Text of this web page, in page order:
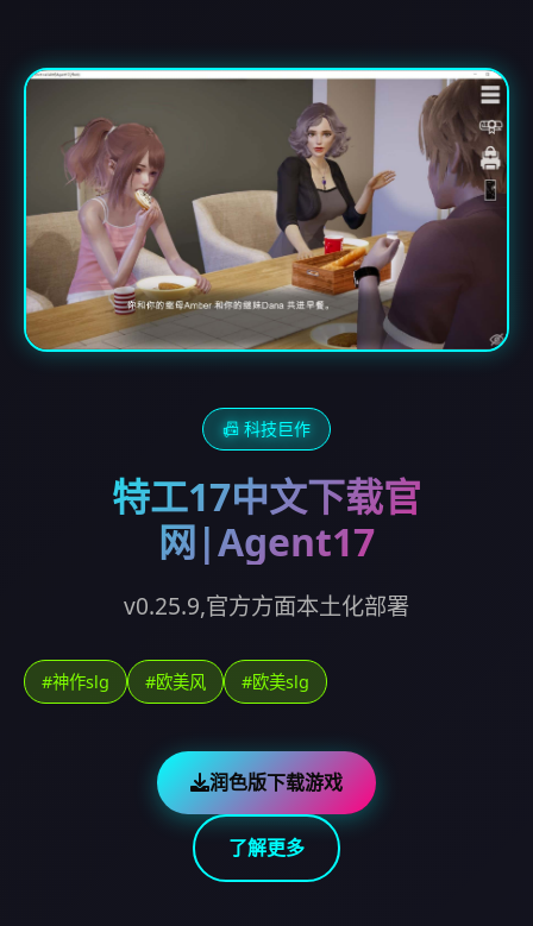
📠 科技巨作
特工17中文下载官
网|Agent17
v0.25.9,官方方面本土化部署
#神作slg #欧美风 #欧美slg
润色版下载游戏
了解更多